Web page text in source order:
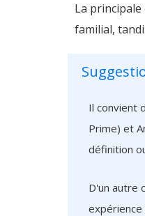
La
familial,
Il convient
Prime) et
définition
D'un autre